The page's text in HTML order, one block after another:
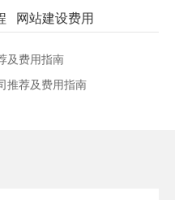
网站建设费用
及费用指南
推荐及费用指南